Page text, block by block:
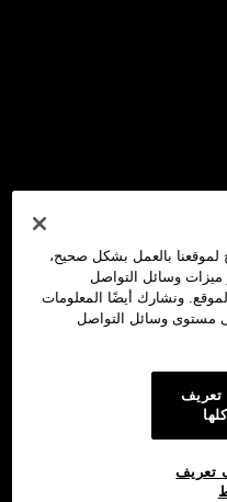
لموقعنا بالعمل بشكل صحيح،
ميزات وسائل التواصل
ونشارك أيضًا المعلومات
مستوى وسائل التواصل
تعريف
تعريف